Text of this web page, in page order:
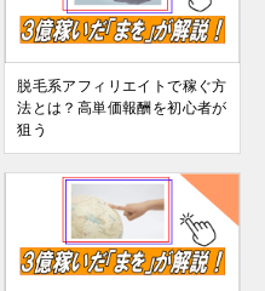
脱毛系アフィリエイトで稼ぐ方
法とは？高単価報酬を初心者が
狙う